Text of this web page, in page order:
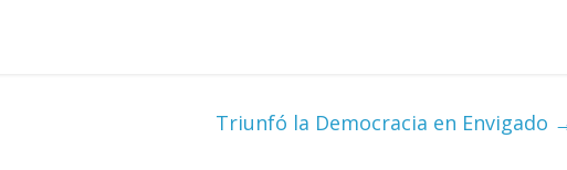
Triunfó la Democracia en Envigado